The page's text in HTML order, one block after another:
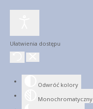
Ułatwienia dostępu
Odwróć kolory
Monochromatyczny